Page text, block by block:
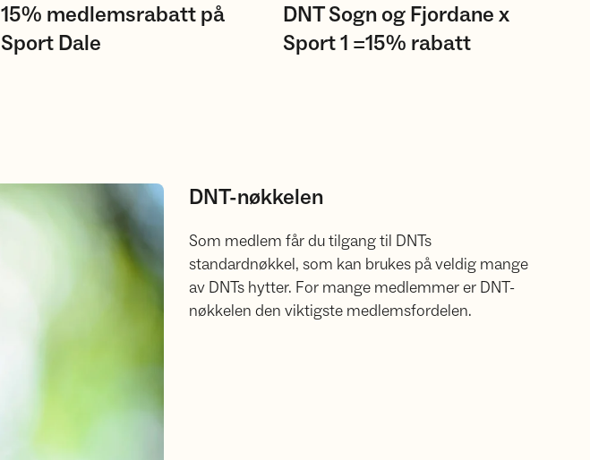
15% medlemsrabatt på
Sport Dale
DNT Sogn og Fjordane x
Sport 1 =15% rabatt
DNT-nøkkelen
Som medlem får du tilgang til DNTs
standardnøkkel, som kan brukes på veldig mange
av DNTs hytter. For mange medlemmer er DNT-
nøkkelen den viktigste medlemsfordelen.